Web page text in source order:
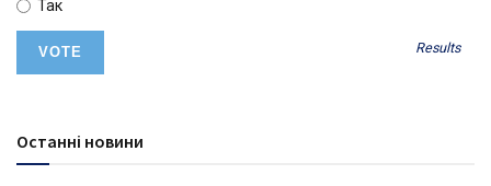
Так
Results
Останні новини